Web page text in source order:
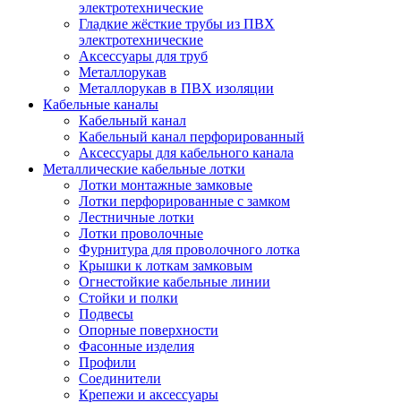
электротехнические
Гладкие жёсткие трубы из ПВХ
электротехнические
Аксессуары для труб
Металлорукав
Металлорукав в ПВХ изоляции
Кабельные каналы
Кабельный канал
Кабельный канал перфорированный
Аксессуары для кабельного канала
Металлические кабельные лотки
Лотки монтажные замковые
Лотки перфорированные с замком
Лестничные лотки
Лотки проволочные
Фурнитура для проволочного лотка
Крышки к лоткам замковым
Огнестойкие кабельные линии
Стойки и полки
Подвесы
Опорные поверхности
Фасонные изделия
Профили
Соединители
Крепежи и аксессуары